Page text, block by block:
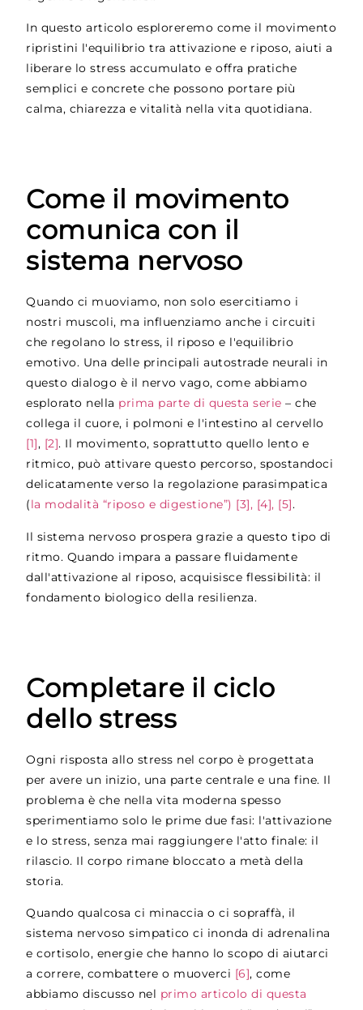
In questo articolo esploreremo come il movimento
ripristini l'equilibrio tra attivazione e riposo, aiuti a
liberare lo stress accumulato e offra pratiche
semplici e concrete che possono portare più
calma, chiarezza e vitalità nella vita quotidiana.
Come il movimento
comunica con il
sistema nervoso
Quando ci muoviamo, non solo esercitiamo i
nostri muscoli, ma influenziamo anche i circuiti
che regolano lo stress, il riposo e l'equilibrio
emotivo. Una delle principali autostrade neurali in
questo dialogo è il nervo vago, come abbiamo
esplorato nella prima parte di questa serie–che
collega il cuore, i polmoni e l'intestino al cervello
[1], [2]. Il movimento, soprattutto quello lento e
ritmico, può attivare questo percorso, spostandoci
delicatamente verso la regolazione parasimpatica
(la modalità “riposo e digestione”) [3], [4], [5].
Il sistema nervoso prospera grazie a questo tipo di
ritmo. Quando impara a passare fluidamente
dall'attivazione al riposo, acquisisce flessibilità: il
fondamento biologico della resilienza.
Completare il ciclo
dello stress
Ogni risposta allo stress nel corpo è progettata
per avere un inizio, una parte centrale e una fine. Il
problema è che nella vita moderna spesso
sperimentiamo solo le prime due fasi: l'attivazione
e lo stress, senza mai raggiungere l'atto finale: il
rilascio. Il corpo rimane bloccato a metà della
storia.
Quando qualcosa ci minaccia o ci sopraffà, il
sistema nervoso simpatico ci inonda di adrenalina
e cortisolo, energie che hanno lo scopo di aiutarci
a correre, combattere o muoverci [6], come
abbiamo discusso nel primo articolo di questa